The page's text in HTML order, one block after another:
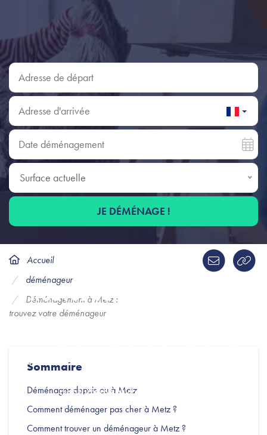
Déménagement à Metz :
trouvez votre déménageur
pour votre déménagement à Metz ou depuis
Metz. Obtenez vos devis de déménagement
gratuitement dès maintenant.
Adresse de départ
Adresse d'arrivée
Date déménagement
Surface actuelle
Surface actuelle
JE DÉMÉNAGE !
Accueil
déménageur
Déménagement à Metz :
trouvez votre déménageur
Sommaire
Déménager depuis ou à Metz
Comment déménager pas cher à Metz ?
Comment trouver un déménageur à Metz ?